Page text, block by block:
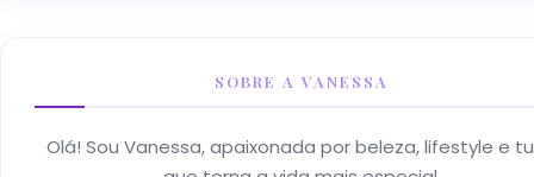
SOBRE A VANESSA
Olá! Sou Vanessa, apaixonada por beleza, lifestyle e